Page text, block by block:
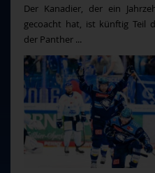
Der Kanadier, der ein
gecoacht hat, ist künftig Teil
der Panther ...